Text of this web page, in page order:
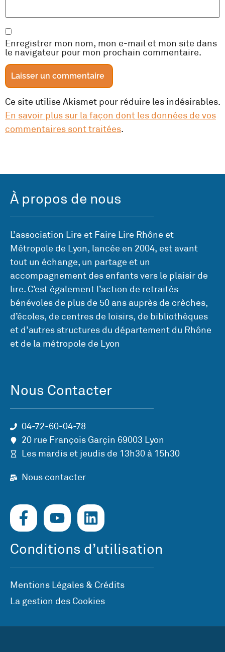
Enregistrer mon nom, mon e-mail et mon site dans
le navigateur pour mon prochain commentaire.
Ce site utilise Akismet pour réduire les indésirables.
En savoir plus sur la façon dont les données de vos
commentaires sont traitées.
À propos de nous
L’association Lire et Faire Lire Rhône et
Métropole de Lyon, lancée en 2004, est avant
tout un échange, un partage et un
accompagnement des enfants vers le plaisir de
lire. C’est également l’action de retraités
bénévoles de plus de 50 ans auprès de crèches,
d’écoles, de centres de loisirs, de bibliothèques
et d’autres structures du département du Rhône
et de la métropole de Lyon
Nous Contacter
04-72-60-04-78
20 rue François Garçin 69003 Lyon
Les mardis et jeudis de 13h30 à 15h30
Nous contacter
Conditions d’utilisation
Mentions Légales & Crédits
La gestion des Cookies